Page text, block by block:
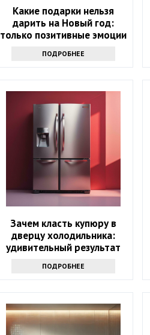
Какие подарки нельзя
дарить на Новый год:
только позитивные эмоции
ПОДРОБНЕЕ
Зачем класть купюру в
дверцу холодильника:
удивительный результат
ПОДРОБНЕЕ